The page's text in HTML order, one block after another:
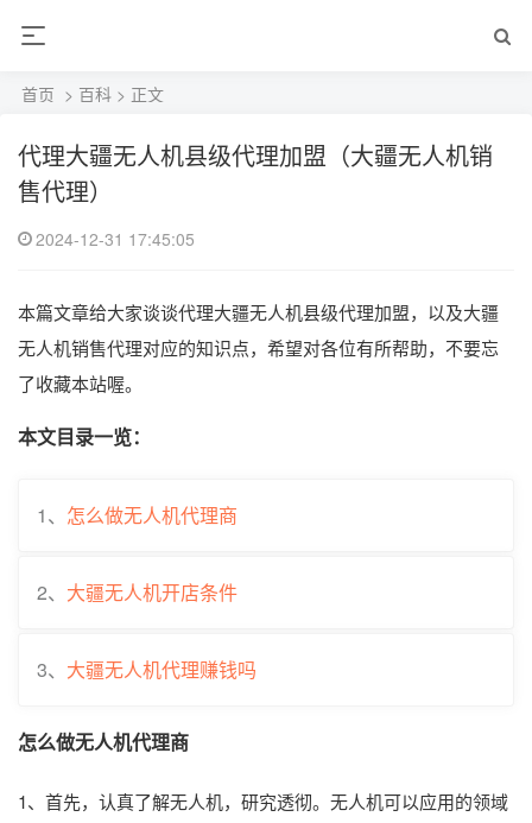
首页 > 百科 > 正文
代理大疆无人机县级代理加盟（大疆无人机销
售代理）
2024-12-31 17:45:05
本篇文章给大家谈谈代理大疆无人机县级代理加盟，以及大疆
无人机销售代理对应的知识点，希望对各位有所帮助，不要忘
了收藏本站喔。
本文目录一览：
1、 怎么做无人机代理商
2、 大疆无人机开店条件
3、 大疆无人机代理赚钱吗
怎么做无人机代理商
1、首先，认真了解无人机，研究透彻。无人机可以应用的领域